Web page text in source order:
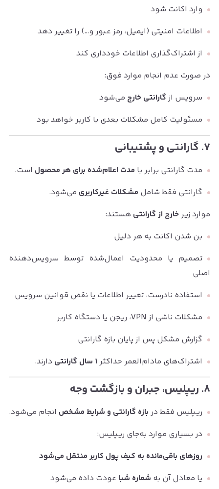
وارد اکانت شود
اطلاعات امنیتی (ایمیل، رمز عبور و…) را تغییر دهد
از اشتراک‌گذاری اطلاعات خودداری کند
در صورت عدم انجام موارد فوق:
سرویس ازگارانتی خارج می‌شود
مسئولیت کامل مشکلات بعدی با کاربر خواهد بود
۷. گارانتی و پشتیبانی
مدت گارانتی برابر با مدت اعلام‌شده برای هر محصول است.
گارانتی فقط شامل مشکلات غیرکاربری می‌شود.
موارد زیرخارج از گارانتی هستند:
بن شدن اکانت به هر دلیل
تصمیم یا محدودیت اعمال‌شده توسط سرویس‌دهنده
اصلی
استفاده نادرست، تغییر اطلاعات یا نقض قوانین سرویس
مشکلات ناشی از VPN، ریجن یا دستگاه کاربر
گزارش مشکل پس از پایان بازه گارانتی
اشتراک‌های مادام‌العمر حداکثر ۱ سال گارانتی دارند.
۸. ریپلیس، جبران و بازگشت وجه
ریپلیس فقط در بازه گارانتی و شرایط مشخص انجام می‌شود.
در بسیاری موارد به‌جای ریپلیس:
روزهای باقی‌مانده به کیف پول کاربر منتقل می‌شود
یا معادل آن به شماره شبا عودت داده می‌شود